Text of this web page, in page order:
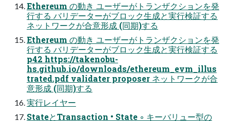
Ethereum の動き ユーザーがトランザクションを発
行する バリデーターがブロック生成と実行検証する
ネットワークが合意形成 (同期)する
Ethereum の動き ユーザーがトランザクションを発
行する バリデーターがブロック生成と実行検証する
p42 https://takenobu-
hs.github.io/downloads/ethereum_evm_illus
trated.pdf validater proposer ネットワークが合
意形成 (同期)する
実行レイヤー
StateとTransaction • State ◦ キーバリュー型の